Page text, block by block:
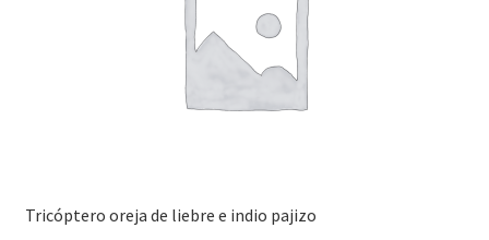
Tricóptero oreja de liebre e indio pajizo